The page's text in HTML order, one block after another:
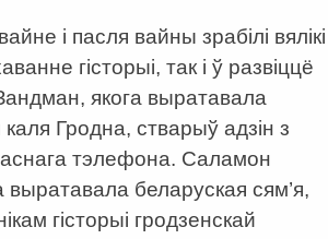
і пасля вайны зрабілі вялікі
гісторыі, так і ў развіццё
якога выратавала
каля Гродна, стварыў адзін з
тэлефона. Саламон
выратавала беларуская сям’я,
гісторыі гродзенскай